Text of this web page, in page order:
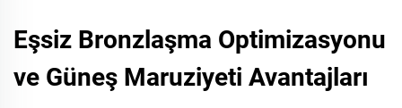
Eşsiz Bronzlaşma Optimizasyonu
ve Güneş Maruziyeti Avantajları